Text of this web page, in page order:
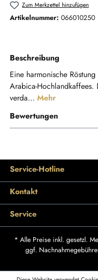
Zum Merkzettel hinzufügen
Artikelnummer: 066010250
Beschreibung
Eine harmonische
Arabica-Hochlandkaffees.
verda… Mehr
Bewertungen
Service-Hotline
Kontakt
Service
* Alle Preise inkl. gesetzl.
ggf.